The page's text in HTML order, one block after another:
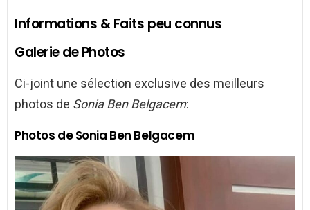
Informations & Faits peu connus
Galerie de Photos
Ci-joint une sélection exclusive des meilleurs
photos de Sonia Ben Belgacem:
Photos de Sonia Ben Belgacem